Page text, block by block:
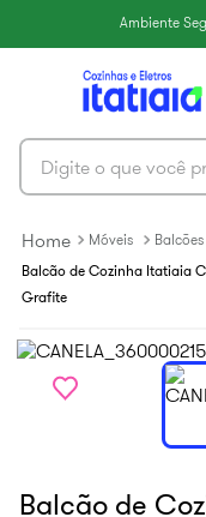
Ambiente
Digite o que você
Móveis
Balcões
Balcão de Cozinha Itatiaia
Grafite
Balcão de
balcão itatiaia
armário
9º
renova
new premium